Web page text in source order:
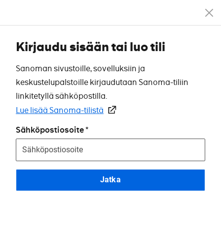
Kirjaudu sisään tai luo tili
Sanoman sivustoille, sovelluksiin ja
keskustelupalstoille kirjaudutaan Sanoma-tiliin
linkitetyllä sähköpostilla.
Lue lisää Sanoma-tilistä
Sähköpostiosoite
Jatka